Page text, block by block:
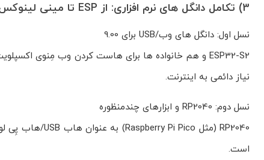
3) تکامل دانگل های نرم افزاری: از ESP تا مینی لینوکس
نسل اول: دانگل های وب/USB برای 9.00
نیاز دائمی به اینترنت.
نسل دوم: RP2040 و ابزارهای چندمنظوره
است.